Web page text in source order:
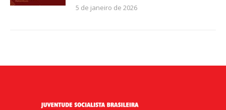
5 de janeiro de 2026